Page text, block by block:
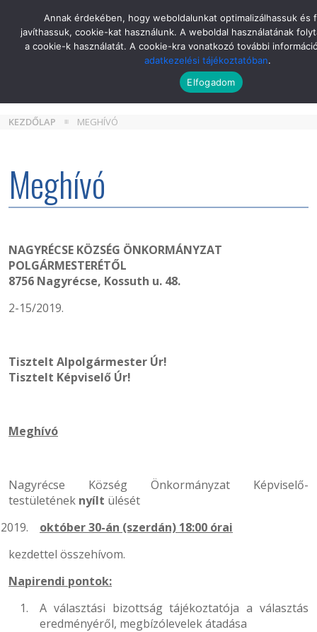
KEZDŐLAP MEGHÍVÓ
Meghívó
NAGYRÉCSE KÖZSÉG ÖNKORMÁNYZAT
POLGÁRMESTERÉTŐL
8756 Nagyrécse, Kossuth u. 48.
2-15/2019.
Tisztelt Alpolgármester Úr!
Tisztelt Képviselő Úr!
Meghívó
Nagyrécse Község Önkormányzat Képviselő-
testületének nyílt ülését
október 30-án (szerdán) 18:00 órai
kezdettel összehívom.
Napirendi pontok:
A választási bizottság tájékoztatója a választás
eredményéről, megbízólevelek átadása
Annak érdekében, hogy weboldalunkat optimalizálhassuk és
javíthassuk, cookie-kat használunk. A weboldal használatának
a cookie-k használatát. A cookie-kra vonatkozó további
adatkezelési tájékoztatóban.
Elfogadom